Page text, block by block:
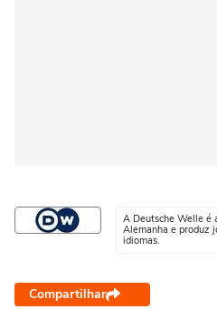
A Deutsche Welle é
Alemanha e produz
idiomas.
Compartilhar